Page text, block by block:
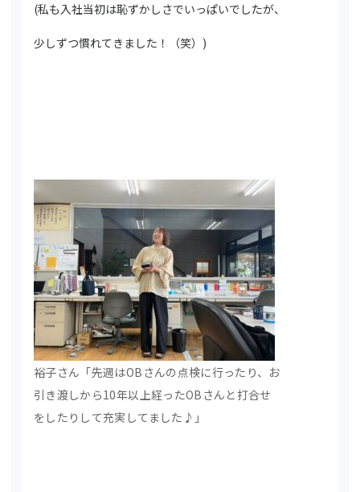
(私も入社当初は恥ずかしさでいっぱいでしたが、
少しずつ慣れてきました！（笑）)
裕子さん「先週はOBさんの点検に行ったり、お
引き渡しから10年以上経ったOBさんと打合せ
をしたりして充実してました♪」